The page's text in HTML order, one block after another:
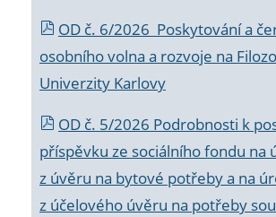
OD č. 6/2026 Poskytování a
osobního volna a rozvoje na
Univerzity Karlovy
OD č. 5/2026 Podrobnosti k
příspěvku ze sociálního fondu na
z úvěru na bytové potřeby a na
z účelového úvěru na potřeby